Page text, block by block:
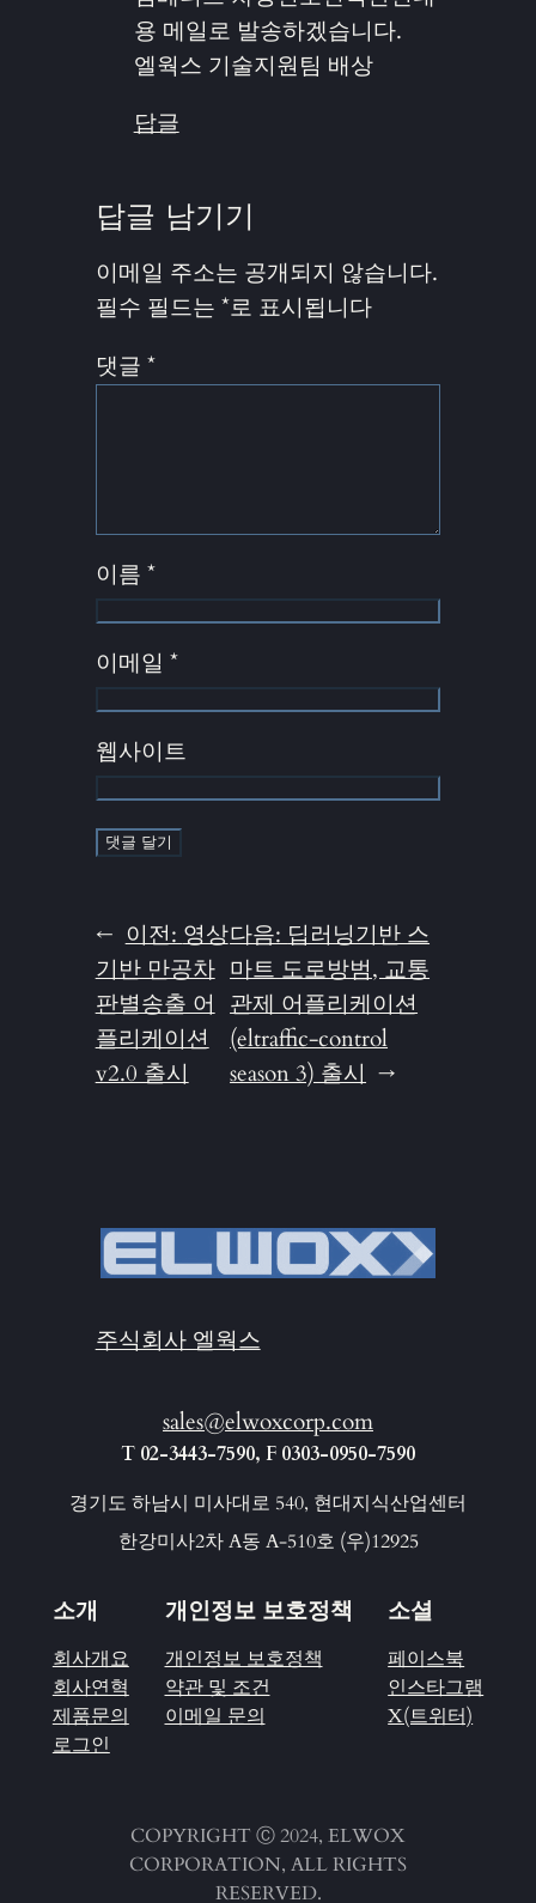
용 메일로 발송하겠습니다.
엘웍스 기술지원팀 배상
답글
답글 남기기
이메일 주소는 공개되지 않습니다.
필수 필드는 *로 표시됩니다
댓글 *
이름 *
이메일 *
웹사이트
← 이전:영상
기반 만공차
판별송출 어
플리케이션
v2.0 출시
다음:딥러닝기반 스
마트 도로방범, 교통
관제 어플리케이션
(eltraffic-control
season 3) 출시 →
주식회사 엘웍스
sales@elwoxcorp.com
T 02-3443-7590, F 0303-0950-7590
경기도 하남시 미사대로 540, 현대지식산업센터
한강미사2차 A동 A-510호 (우)12925
소개
회사개요
회사연혁
제품문의
로그인
개인정보 보호정책
개인정보 보호정책
약관 및 조건
이메일 문의
소셜
페이스북
인스타그램
X(트위터)
COPYRIGHT Ⓒ 2024, ELWOX
CORPORATION, ALL RIGHTS
RESERVED.